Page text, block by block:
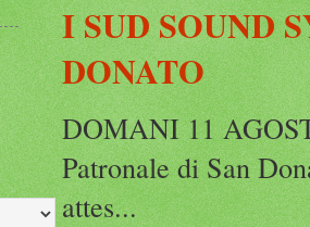
I SUD SOUND
DONATO
DOMANI 11
Patronale di San
attes...